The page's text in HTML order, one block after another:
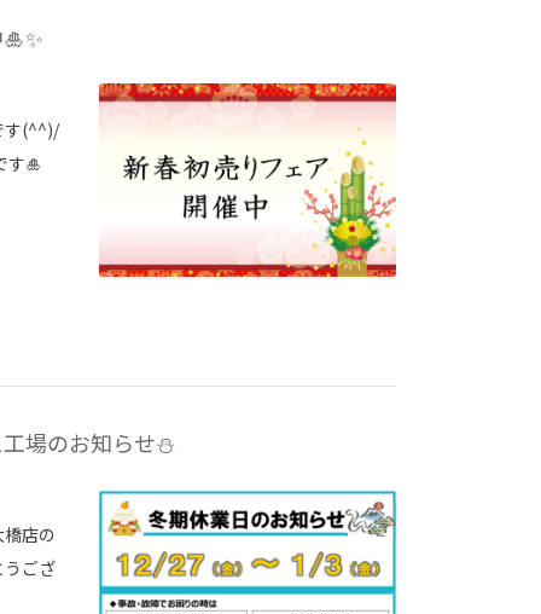
す(^^)/
す🎍
場のお知らせ⛄
店の
うござ